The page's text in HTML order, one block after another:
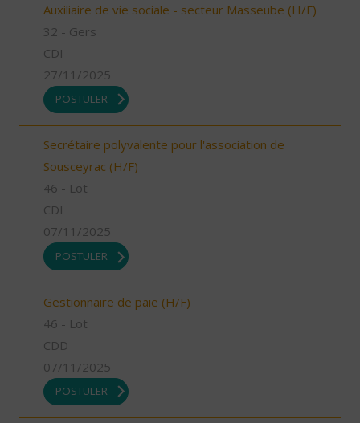
Auxiliaire de vie sociale - secteur Masseube (H/F)
32 - Gers
CDI
27/11/2025
POSTULER
Secrétaire polyvalente pour l'association de
Sousceyrac (H/F)
46 - Lot
CDI
07/11/2025
POSTULER
Gestionnaire de paie (H/F)
46 - Lot
CDD
07/11/2025
POSTULER